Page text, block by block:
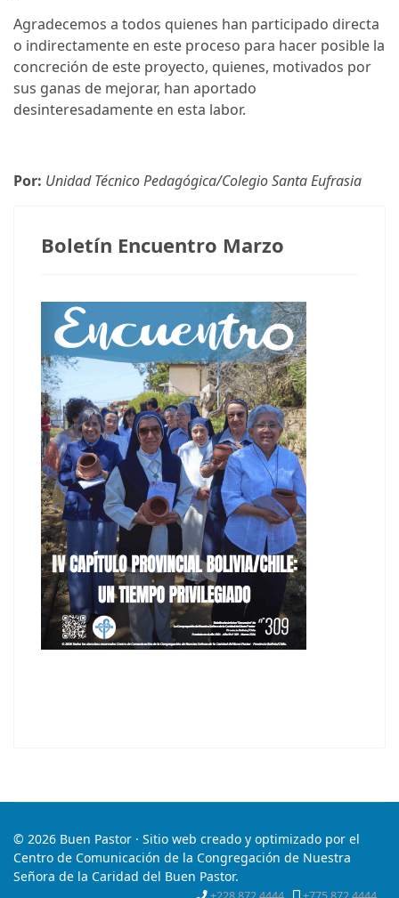
Agradecemos a todos quienes han participado directa
o indirectamente en este proceso para hacer posible la
concreción de este proyecto, quienes, motivados por
sus ganas de mejorar, han aportado
desinteresadamente en esta labor.
Por: Unidad Técnico Pedagógica/Colegio Santa Eufrasia
Boletín Encuentro Marzo
© 2026 Buen Pastor · Sitio web creado y optimizado por el
Centro de Comunicación de la Congregación de Nuestra
Señora de la Caridad del Buen Pastor.